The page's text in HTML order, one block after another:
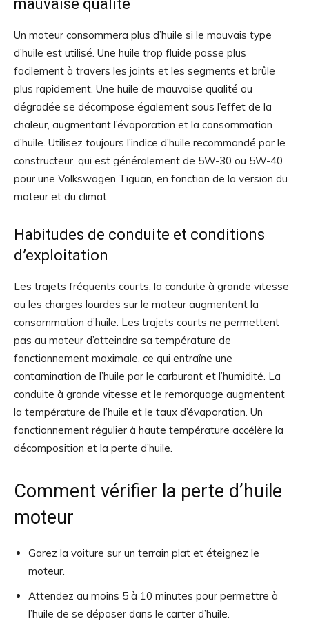
mauvaise qualité
Un moteur consommera plus d’huile si le mauvais type
d’huile est utilisé. Une huile trop fluide passe plus
facilement à travers les joints et les segments et brûle
plus rapidement. Une huile de mauvaise qualité ou
dégradée se décompose également sous l’effet de la
chaleur, augmentant l’évaporation et la consommation
d’huile. Utilisez toujours l’indice d’huile recommandé par le
constructeur, qui est généralement de 5W-30 ou 5W-40
pour une Volkswagen Tiguan, en fonction de la version du
moteur et du climat.
Habitudes de conduite et conditions
d’exploitation
Les trajets fréquents courts, la conduite à grande vitesse
ou les charges lourdes sur le moteur augmentent la
consommation d’huile. Les trajets courts ne permettent
pas au moteur d’atteindre sa température de
fonctionnement maximale, ce qui entraîne une
contamination de l’huile par le carburant et l’humidité. La
conduite à grande vitesse et le remorquage augmentent
la température de l’huile et le taux d’évaporation. Un
fonctionnement régulier à haute température accélère la
décomposition et la perte d’huile.
Comment vérifier la perte d’huile
moteur
Garez la voiture sur un terrain plat et éteignez le
moteur.
Attendez au moins 5 à 10 minutes pour permettre à
l’huile de se déposer dans le carter d’huile.